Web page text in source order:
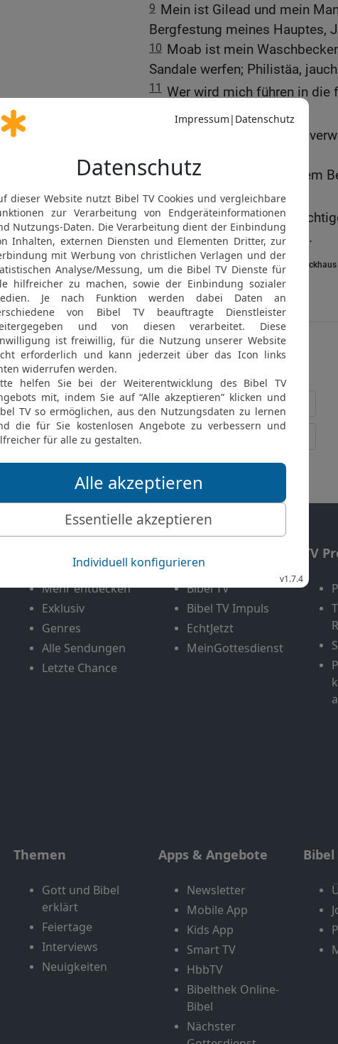
9 Mein ist Gilead und mein
Bergfestung meines Hauptes,
10 Moab ist mein
Sandale werfen; Philistäa,
11 Wer wird mich führen in die
leiten
bis nach Edom?
Hast du, Gott, uns nicht
13 Schaffe uns Hilfe vor dem
wertlos
.
14
Mit Gott werden wir
unsere Bedränger zertreten.
Elberfelder Bibel 2006, © 2006 SCM
Möchtest du uns Feedback geben?
Bewertung der Bibelthek
Mehr entdecken
Exklusiv
Genres
Alle Sendungen
Letzte Chance
Bibel TV
Bibel TV Impuls
EchtJetzt
MeinGottesdienst
TV
Themen
Gott und Bibel
erklärt
Feiertage
Interviews
Neuigkeiten
Apps & Angebote
Newsletter
Mobile App
Kids App
Smart TV
HbbTV
Bibelthek Online-
Bibel
Nächster
Bibel